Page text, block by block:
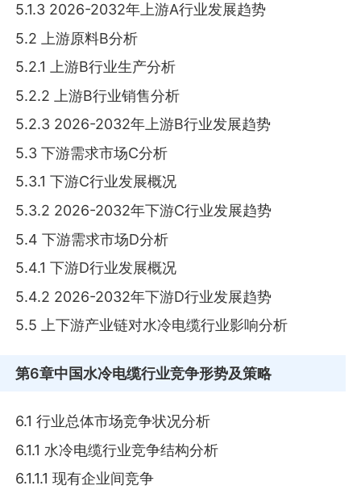
5.1.3 2026-2032年上游A行业发展趋势
5.2 上游原料B分析
5.2.1 上游B行业生产分析
5.2.2 上游B行业销售分析
5.2.3 2026-2032年上游B行业发展趋势
5.3 下游需求市场C分析
5.3.1 下游C行业发展概况
5.3.2 2026-2032年下游C行业发展趋势
5.4 下游需求市场D分析
5.4.1 下游D行业发展概况
5.4.2 2026-2032年下游D行业发展趋势
5.5 上下游产业链对水冷电缆行业影响分析
第6章中国水冷电缆行业竞争形势及策略
6.1 行业总体市场竞争状况分析
6.1.1 水冷电缆行业竞争结构分析
6.1.1.1 现有企业间竞争